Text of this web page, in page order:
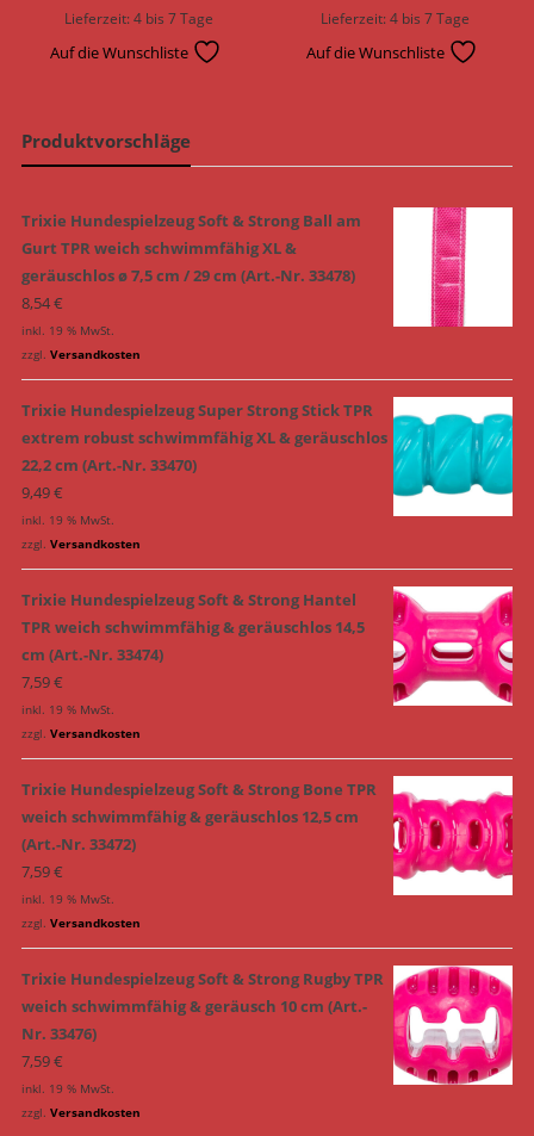
Lieferzeit:4 bis 7 Tage
Auf die Wunschliste
Lieferzeit:4 bis 7 Tage
Auf die Wunschliste
Produktvorschläge
Trixie Hundespielzeug Soft & Strong Ball am
Gurt TPR weich schwimmfähig XL &
geräuschlos ø 7,5 cm / 29 cm (Art.-Nr. 33478)
8,54€
inkl. 19 % MwSt.
zzgl. Versandkosten
Trixie Hundespielzeug Super Strong Stick TPR
extrem robust schwimmfähig XL & geräuschlos
22,2 cm (Art.-Nr. 33470)
9,49€
inkl. 19 % MwSt.
zzgl. Versandkosten
Trixie Hundespielzeug Soft & Strong Hantel
TPR weich schwimmfähig & geräuschlos 14,5
cm (Art.-Nr. 33474)
7,59€
inkl. 19 % MwSt.
zzgl. Versandkosten
Trixie Hundespielzeug Soft & Strong Bone TPR
weich schwimmfähig & geräuschlos 12,5 cm
(Art.-Nr. 33472)
7,59€
inkl. 19 % MwSt.
zzgl. Versandkosten
Trixie Hundespielzeug Soft & Strong Rugby TPR
weich schwimmfähig & geräusch 10 cm (Art.-
Nr. 33476)
7,59€
inkl. 19 % MwSt.
zzgl. Versandkosten